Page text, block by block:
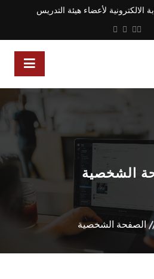
الالكترونية لأعضاء هيئة التدريس
الشخصية
الصفحة الشخصية